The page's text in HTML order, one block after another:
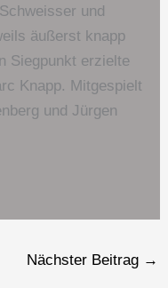
und
äußerst knapp
Siegpunkt erzielte
Knapp. Mitgespielt
und Jürgen
Nächster Beitrag →